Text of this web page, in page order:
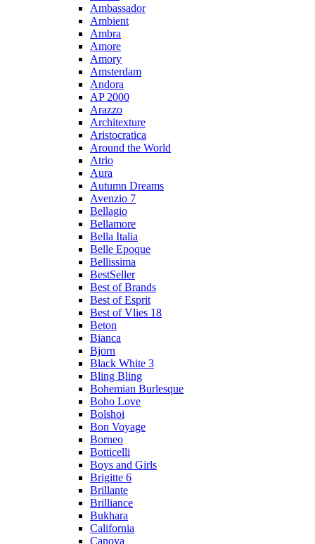
Ambassador
Ambient
Ambra
Amore
Amory
Amsterdam
Andora
AP 2000
Arazzo
Architexture
Aristocratica
Around the World
Atrio
Aura
Autumn Dreams
Avenzio 7
Bellagio
Bellamore
Bella Italia
Belle Epoque
Bellissima
BestSeller
Best of Brands
Best of Esprit
Best of Vlies 18
Beton
Bianca
Bjorn
Black White 3
Bling Bling
Bohemian Burlesque
Boho Love
Bolshoi
Bon Voyage
Borneo
Botticelli
Boys and Girls
Brigitte 6
Brillante
Brilliance
Bukhara
California
Canova